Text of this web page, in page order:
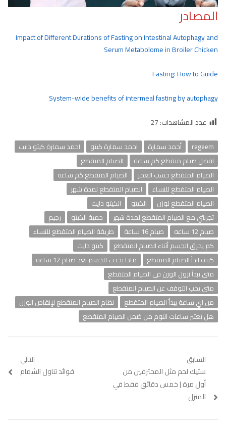
المصادر
Impact of Different Durations of Fasting on Intestinal Autophagy and
Serum Metabolome in Broiler Chicken
Fasting: How to Guide
System-wide benefits of intermeal fasting by autophagy
عدد المشاهدات:27
regeem أحمد سمارة احمد سمارة كيتو
احمد سمارة كيتو دايت
افضل صيام متقطع كم ساعه
الصيام المتقطع
الصيام المتقطع حسب العمر
الصيام المتقطع كم ساعه
الصيام المتقطع للنساء
الصيام المتقطع لمدة شهر
الصيام المتقطع لوزن
الكيتو
الكيتو دايت
تجربتي مع الصيام المتقطع لمدة شهر
حمية الكيتو
رجيم
صيام 12 ساعه
صيام 16 ساعة
طريقة الصيام المتقطع للنساء
كم يحرق الجسم أثناء الصيام المتقطع
كيتو دايت
كيف ابدأ الصيام المتقطع
ماذا يحدث للجسم بعد صيام 12 ساعه
متى يبدأ نزول الوزن في الصيام المتقطع
متى يجب التوقف عن الصيام المتقطع
من اي ساعة يبدأ الصيام المتقطع
نظام الصيام المتقطع لإنقاص الوزن
هل تعتبر ساعات النوم من ضمن الصيام المتقطع
تصفّح
المقالات
السابق
Previous
post:
ستيك لحم مثل المحترفين من
أول مرة | خمس دقائق فقط في
المنزل
التالي
Next
فوائد تناول الشمام